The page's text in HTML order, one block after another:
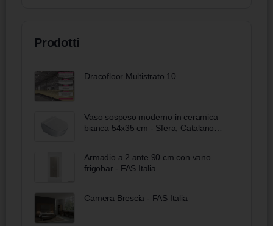
Prodotti
Dracofloor Multistrato 10
Vaso sospeso moderno in ceramica
bianca 54x35 cm - Sfera, Catalano
Armadio a 2 ante 90 cm con vano
frigobar - FAS Italia
Camera Brescia - FAS Italia